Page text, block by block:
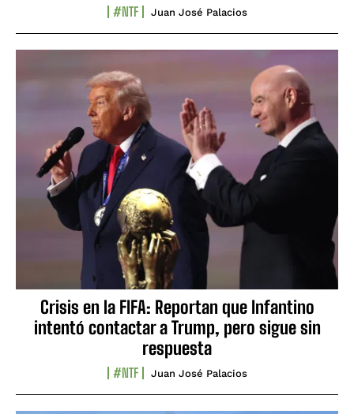
#NTF Juan José Palacios
Crisis en la FIFA: Reportan que Infantino
intentó contactar a Trump, pero sigue sin
respuesta
#NTF Juan José Palacios